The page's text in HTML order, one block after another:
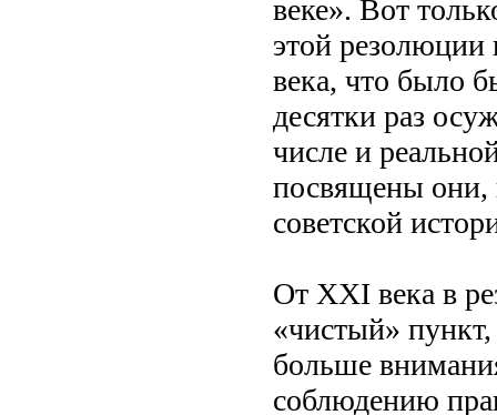
веке». Вот
этой
века, что было
десятки раз
числе и
посвящены они,
советской
От XXI века в
«чистый»
больше
соблюдению